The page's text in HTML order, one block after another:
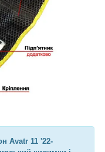
Avatr 11 '22-